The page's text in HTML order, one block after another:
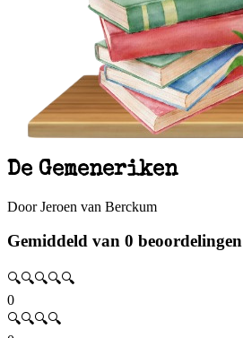
De Gemeneriken
Door Jeroen van Berckum
Gemiddeld van 0 beoordelingen
🔍🔍🔍🔍🔍
0
🔍🔍🔍🔍